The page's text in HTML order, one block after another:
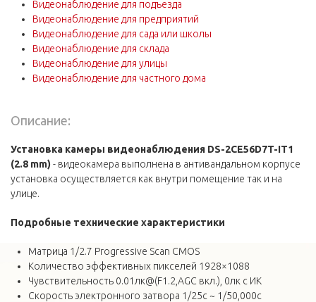
Видеонаблюдение для подъезда
Видеонаблюдение для предприятий
Видеонаблюдение для сада или школы
Видеонаблюдение для склада
Видеонаблюдение для улицы
Видеонаблюдение для частного дома
Описание:
Установка камеры видеонаблюдения DS-2CE56D7T-IT1
(2.8 mm) - видеокамера выполнена в антивандальном корпусе
установка осуществляется как внутри помещение так и на
улице.
Подробные технические характеристики
Матрица 1/2.7 Progressive Scan CMOS
Количество эффективных пикселей 1928×1088
Чувствительность 0.01лк@(F1.2,AGC вкл.), 0лк с ИК
Скорость электронного затвора 1/25с ~ 1/50,000с